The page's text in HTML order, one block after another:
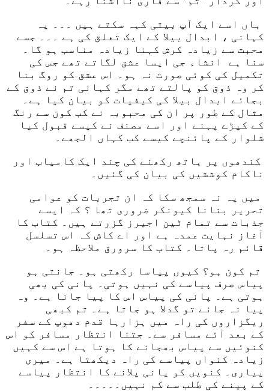
ہاں اسے ایک آپ بیتی کہہ سکتے ہیں ۔۔۔ یہ
کہانی ، ابدال بیلا کے ایک تعلق کی ہے ۔۔۔ جسے
محبت سے زیادہ کرش کہنا زیادہ مناسب ہو گا۔
سنا ہے انشاء جی ایسا عشق لگاتے تھے جس کی
تکمیل کی کوئی صورت نہ ہو۔ اس عشق کو روگ بنا
کر وہ ذوق کو پالتے تھے مگر کہانی تم نے ذوق کے
بجائے ابدال بیلا کی کیفیات کو بیان کیا ہے۔
مثال کے طور پر ان کی محبوبہ نے کب کون سے رنگ
کے کپڑے پہنے اور اسے مصنف نے کیسے قبول کیا
شلوار کے پائنچے کیسے کب کہاں الجھے۔
کندھوں پر ہاتھ رکھنے کی چند ایک کامیاب اور
ناکام کوششیں کی بیان کی گئیں۔
میں یہ نہ سمجھ سکا کہ ان تجربات کو عوامی
تحریر بنانا کیونکر ضروری تھا ؟ کہ ایسے
جذبات سے تمام ٹین اجیرز گزرتے ہیں۔ کتاب کا
آغاز نہایت عمدہ ہے اور اے کاش کہ اس تسلسل
قائم رہ پاتا۔ کتاب کا سرورق ملاحظہ ہو۔
تم کون ہو؟ کیوں پیاسا رکھتی ہو۔ جانتی ہو
پیاس صرف پیاسے کی نہیں ہوتی۔ پانی کی بھی
ہوتی ہے۔ پانی کی پیاس اس کا پیا جانا ہے۔ وہ
پیا نہ جائے تو گدلا ہو جاتا ہے۔ تم کبھی
ریگزاروں کی راہ میں ہزارہا قدم دھوپ کے سفر
کے بعد آئے مسافر سے۔ جتنا انتظار مسافر کو اس
کنوئیں سے پیاس بھجانے کا ہوتا ہے اس سے کہیں
زیادہ کنواں پیاسے کی راہ دیکھتا ہے۔ میری
پیاری۔ کنویں کو پانی پلانے کا انتظار پیاسے
کے پینے کی طلب سے کم نہیں۔۔۔۔۔